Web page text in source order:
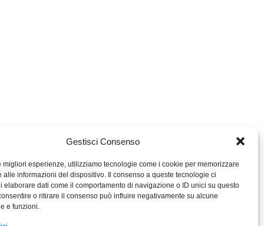
Gestisci Consenso
migliori esperienze, utilizziamo tecnologie come i cookie per memorizzare
alle informazioni del dispositivo. Il consenso a queste tecnologie ci
elaborare dati come il comportamento di navigazione o ID unici su questo
o ritirare il consenso può influire negativamente su alcune
e funzioni.
MIGROS TICINO